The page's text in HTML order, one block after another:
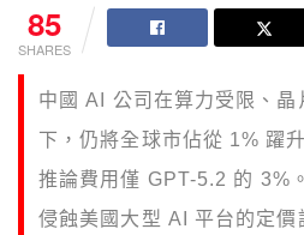
85
SHARES
中國 AI 公司在算力受限、晶
下，仍將全球市佔從 1% 躍
推論費用僅 GPT-5.2 的 3%
侵蝕美國大型 AI 平台的定價